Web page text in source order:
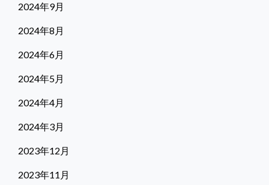
2024年9月
2024年8月
2024年6月
2024年5月
2024年4月
2024年3月
2023年12月
2023年11月